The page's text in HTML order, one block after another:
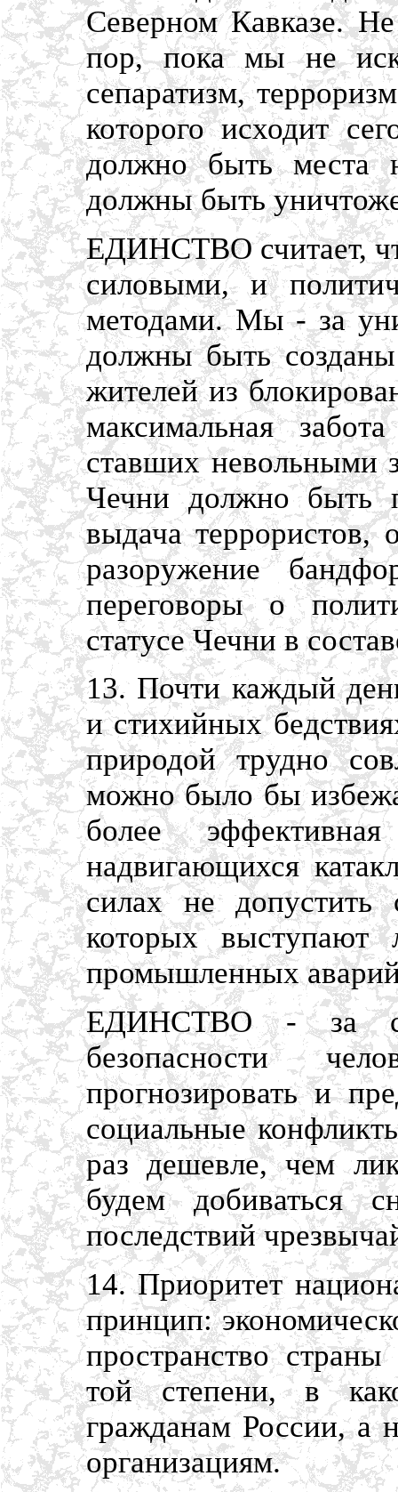
Северном Кавказе.
пор, пока мы не
сепаратизм,
которого исходит
должно быть места
должны быть
ЕДИНСТВО считает,
силовыми, и
методами. Мы - за
должны быть
жителей из
максимальная
ставших невольными
Чечни должно быть
выдача террористов,
разоружение
переговоры о
статусе Чечни в
13. Почти каждый
и стихийных
природой трудно
можно было бы
более
надвигающихся
силах не допустить
которых
промышленных
ЕДИНСТВО - за
безопасности
прогнозировать и
социальные
раз дешевле, чем
будем добиваться
последствий
14. Приоритет
принцип:
пространство
той степени, в
гражданам России, а
организациям.